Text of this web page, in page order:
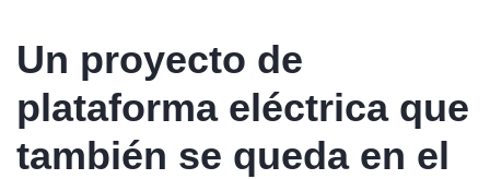
Un proyecto de
plataforma eléctrica que
también se queda en el